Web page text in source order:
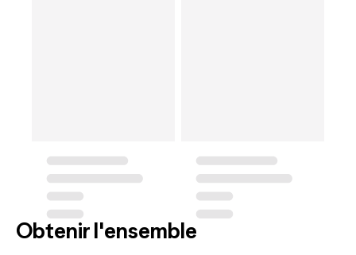
Obtenir l'ensemble